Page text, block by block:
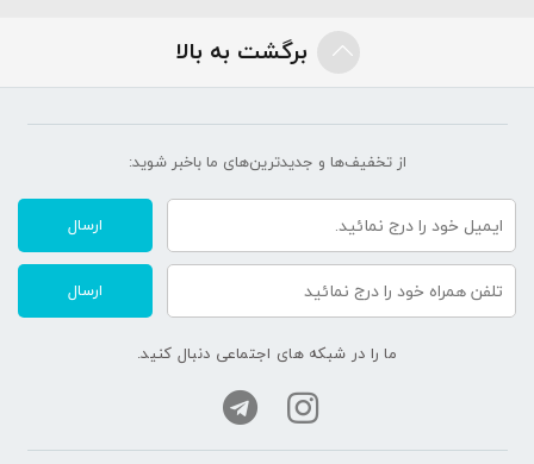
برگشت به بالا
از تخفیف‌ها و جدیدترین‌های ما‌ باخبر شوید:
ارسال
ارسال
ما را در شبکه های اجتماعی دنبال کنید.